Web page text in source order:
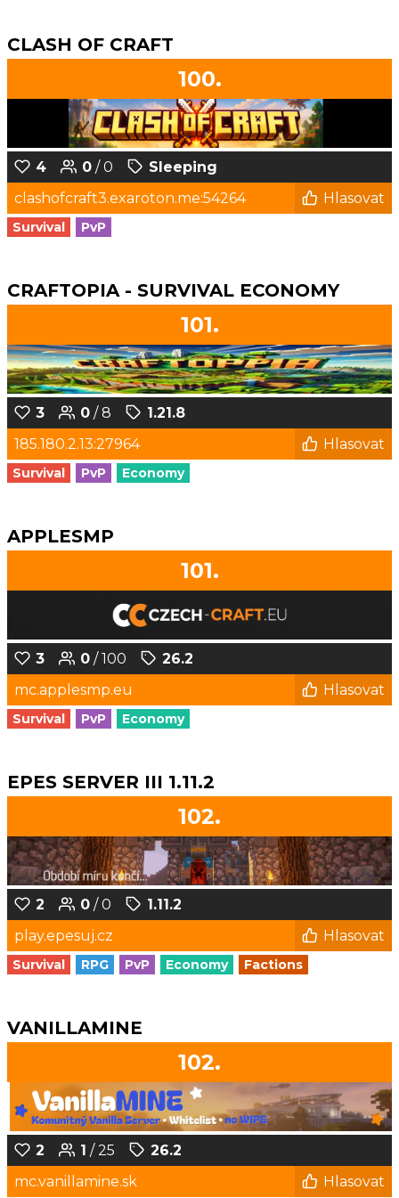
CLASH OF CRAFT
100.
4 0 / 0
Sleeping
clashofcraft3.exaroton.me:54264
Hlasovat
Survival PvP
CRAFTOPIA - SURVIVAL ECONOMY
101.
3 0 / 8
1.21.8
185.180.2.13:27964
Hlasovat
Survival PvP Economy
APPLESMP
101.
3 0 / 100
26.2
mc.applesmp.eu
Hlasovat
Survival PvP Economy
EPES SERVER III 1.11.2
102.
2 0 / 0
1.11.2
play.epesuj.cz
Hlasovat
Survival RPG PvP Economy Factions
VANILLAMINE
102.
2 1 / 25
26.2
mc.vanillamine.sk
Hlasovat